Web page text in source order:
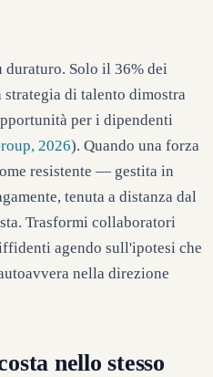
Solo il 36% dei
di talento dimostra
per i dipendenti
2026). Quando una forza
resistente — gestita in
tenuta a distanza dal
Trasformi collaboratori
agendo sull'ipotesi che
nella direzione
nello stesso